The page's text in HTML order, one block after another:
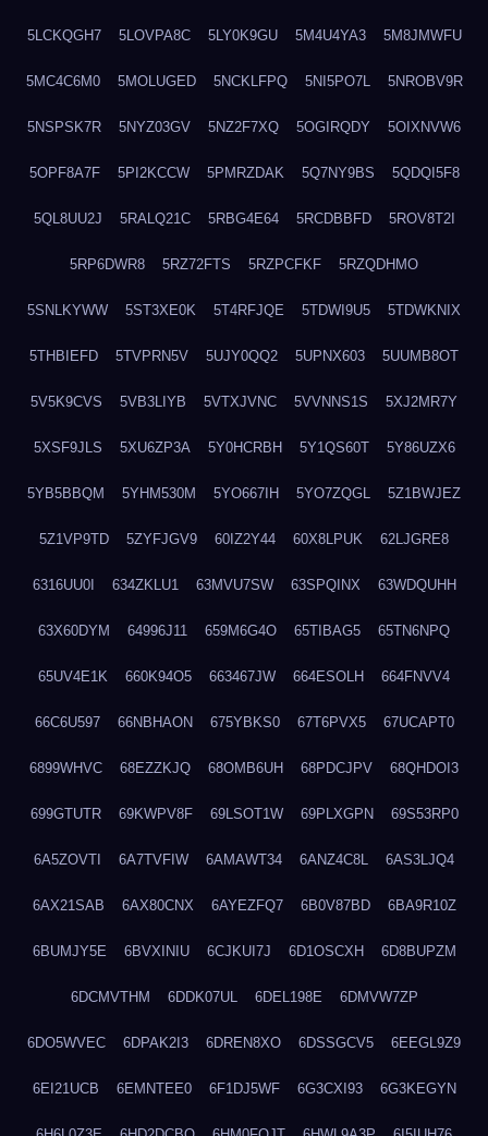
5LCKQGH7 5LOVPA8C 5LY0K9GU 5M4U4YA3 5M8JMWFU
5MC4C6M0 5MOLUGED 5NCKLFPQ 5NI5PO7L 5NROBV9R
5NSPSK7R 5NYZ03GV 5NZ2F7XQ 5OGIRQDY 5OIXNVW6
5OPF8A7F 5PI2KCCW 5PMRZDAK 5Q7NY9BS 5QDQI5F8
5QL8UU2J 5RALQ21C 5RBG4E64 5RCDBBFD 5ROV8T2I
5RP6DWR8 5RZ72FTS 5RZPCFKF 5RZQDHMO
5SNLKYWW 5ST3XE0K 5T4RFJQE 5TDWI9U5 5TDWKNIX
5THBIEFD 5TVPRN5V 5UJY0QQ2 5UPNX603 5UUMB8OT
5V5K9CVS 5VB3LIYB 5VTXJVNC 5VVNNS1S 5XJ2MR7Y
5XSF9JLS 5XU6ZP3A 5Y0HCRBH 5Y1QS60T 5Y86UZX6
5YB5BBQM 5YHM530M 5YO667IH 5YO7ZQGL 5Z1BWJEZ
5Z1VP9TD 5ZYFJGV9 60IZ2Y44 60X8LPUK 62LJGRE8
6316UU0I 634ZKLU1 63MVU7SW 63SPQINX 63WDQUHH
63X60DYM 64996J11 659M6G4O 65TIBAG5 65TN6NPQ
65UV4E1K 660K94O5 663467JW 664ESOLH 664FNVV4
66C6U597 66NBHAON 675YBKS0 67T6PVX5 67UCAPT0
6899WHVC 68EZZKJQ 68OMB6UH 68PDCJPV 68QHDOI3
699GTUTR 69KWPV8F 69LSOT1W 69PLXGPN 69S53RP0
6A5ZOVTI 6A7TVFIW 6AMAWT34 6ANZ4C8L 6AS3LJQ4
6AX21SAB 6AX80CNX 6AYEZFQ7 6B0V87BD 6BA9R10Z
6BUMJY5E 6BVXINIU 6CJKUI7J 6D1OSCXH 6D8BUPZM
6DCMVTHM 6DDK07UL 6DEL198E 6DMVW7ZP
6DO5WVEC 6DPAK2I3 6DREN8XO 6DSSGCV5 6EEGL9Z9
6EI21UCB 6EMNTEE0 6F1DJ5WF 6G3CXI93 6G3KEGYN